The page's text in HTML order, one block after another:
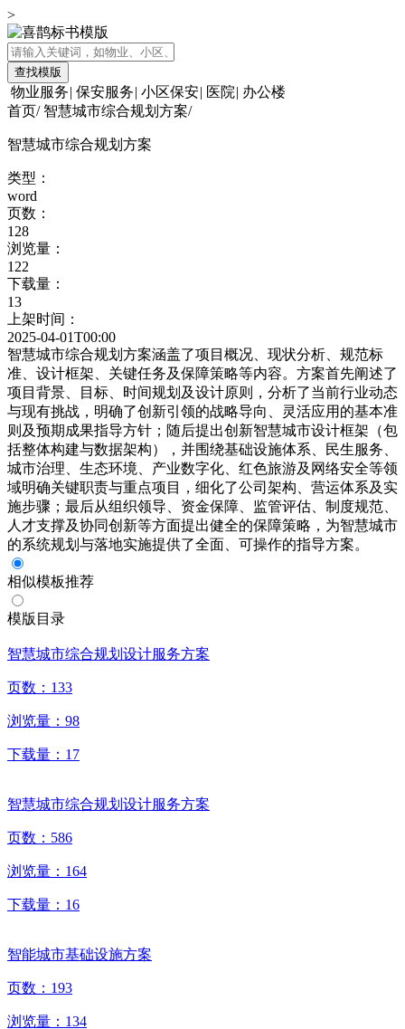
>
查找模版
物业服务| 保安服务| 小区保安| 医院| 办公楼
首页/ 智慧城市综合规划方案/
智慧城市综合规划方案
类型：
word
页数：
128
浏览量：
122
下载量：
13
上架时间：
2025-04-01T00:00
智慧城市综合规划方案涵盖了项目概况、现状分析、规范标
准、设计框架、关键任务及保障策略等内容。方案首先阐述了
项目背景、目标、时间规划及设计原则，分析了当前行业动态
与现有挑战，明确了创新引领的战略导向、灵活应用的基本准
则及预期成果指导方针；随后提出创新智慧城市设计框架（包
括整体构建与数据架构），并围绕基础设施体系、民生服务、
城市治理、生态环境、产业数字化、红色旅游及网络安全等领
域明确关键职责与重点项目，细化了公司架构、营运体系及实
施步骤；最后从组织领导、资金保障、监管评估、制度规范、
人才支撑及协同创新等方面提出健全的保障策略，为智慧城市
的系统规划与落地实施提供了全面、可操作的指导方案。
相似模板推荐
模版目录
智慧城市综合规划设计服务方案
页数： 133
浏览量： 98
下载量： 17
智慧城市综合规划设计服务方案
页数： 586
浏览量： 164
下载量： 16
智能城市基础设施方案
页数： 193
浏览量： 134